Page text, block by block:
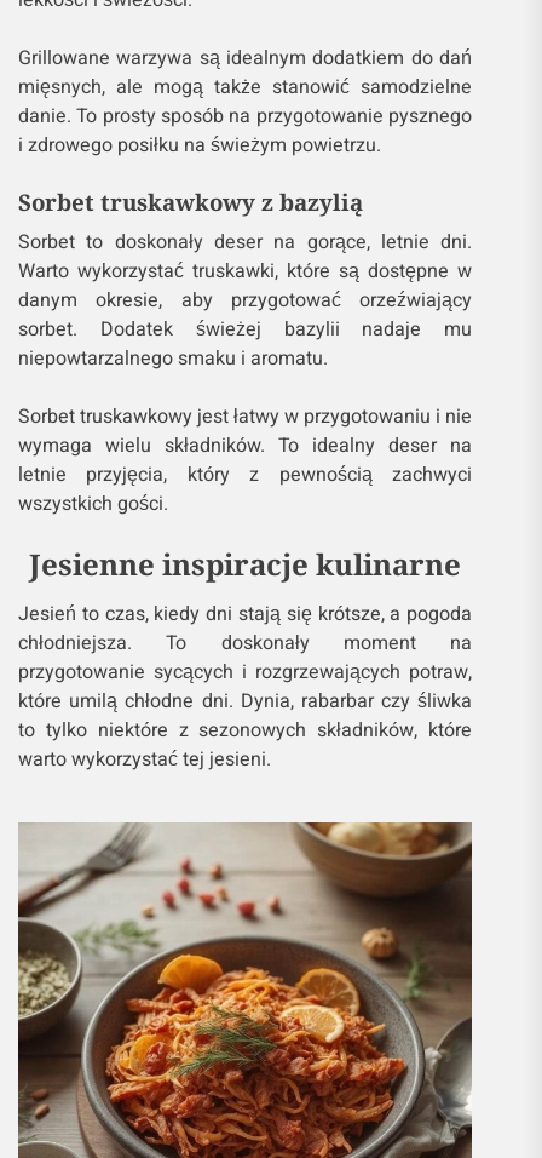
Grillowane warzywa są idealnym dodatkiem do dań
mięsnych, ale mogą także stanowić samodzielne
danie. To prosty sposób na przygotowanie pysznego
i zdrowego posiłku na świeżym powietrzu.
Sorbet truskawkowy z bazylią
Sorbet to doskonały deser na gorące, letnie dni.
Warto wykorzystać truskawki, które są dostępne w
danym okresie, aby przygotować orzeźwiający
sorbet. Dodatek świeżej bazylii nadaje mu
niepowtarzalnego smaku i aromatu.
Sorbet truskawkowy jest łatwy w przygotowaniu i nie
wymaga wielu składników. To idealny deser na
letnie przyjęcia, który z pewnością zachwyci
wszystkich gości.
Jesienne inspiracje kulinarne
Jesień to czas, kiedy dni stają się krótsze, a pogoda
chłodniejsza. To doskonały moment na
przygotowanie sycących i rozgrzewających potraw,
które umilą chłodne dni. Dynia, rabarbar czy śliwka
to tylko niektóre z sezonowych składników, które
warto wykorzystać tej jesieni.